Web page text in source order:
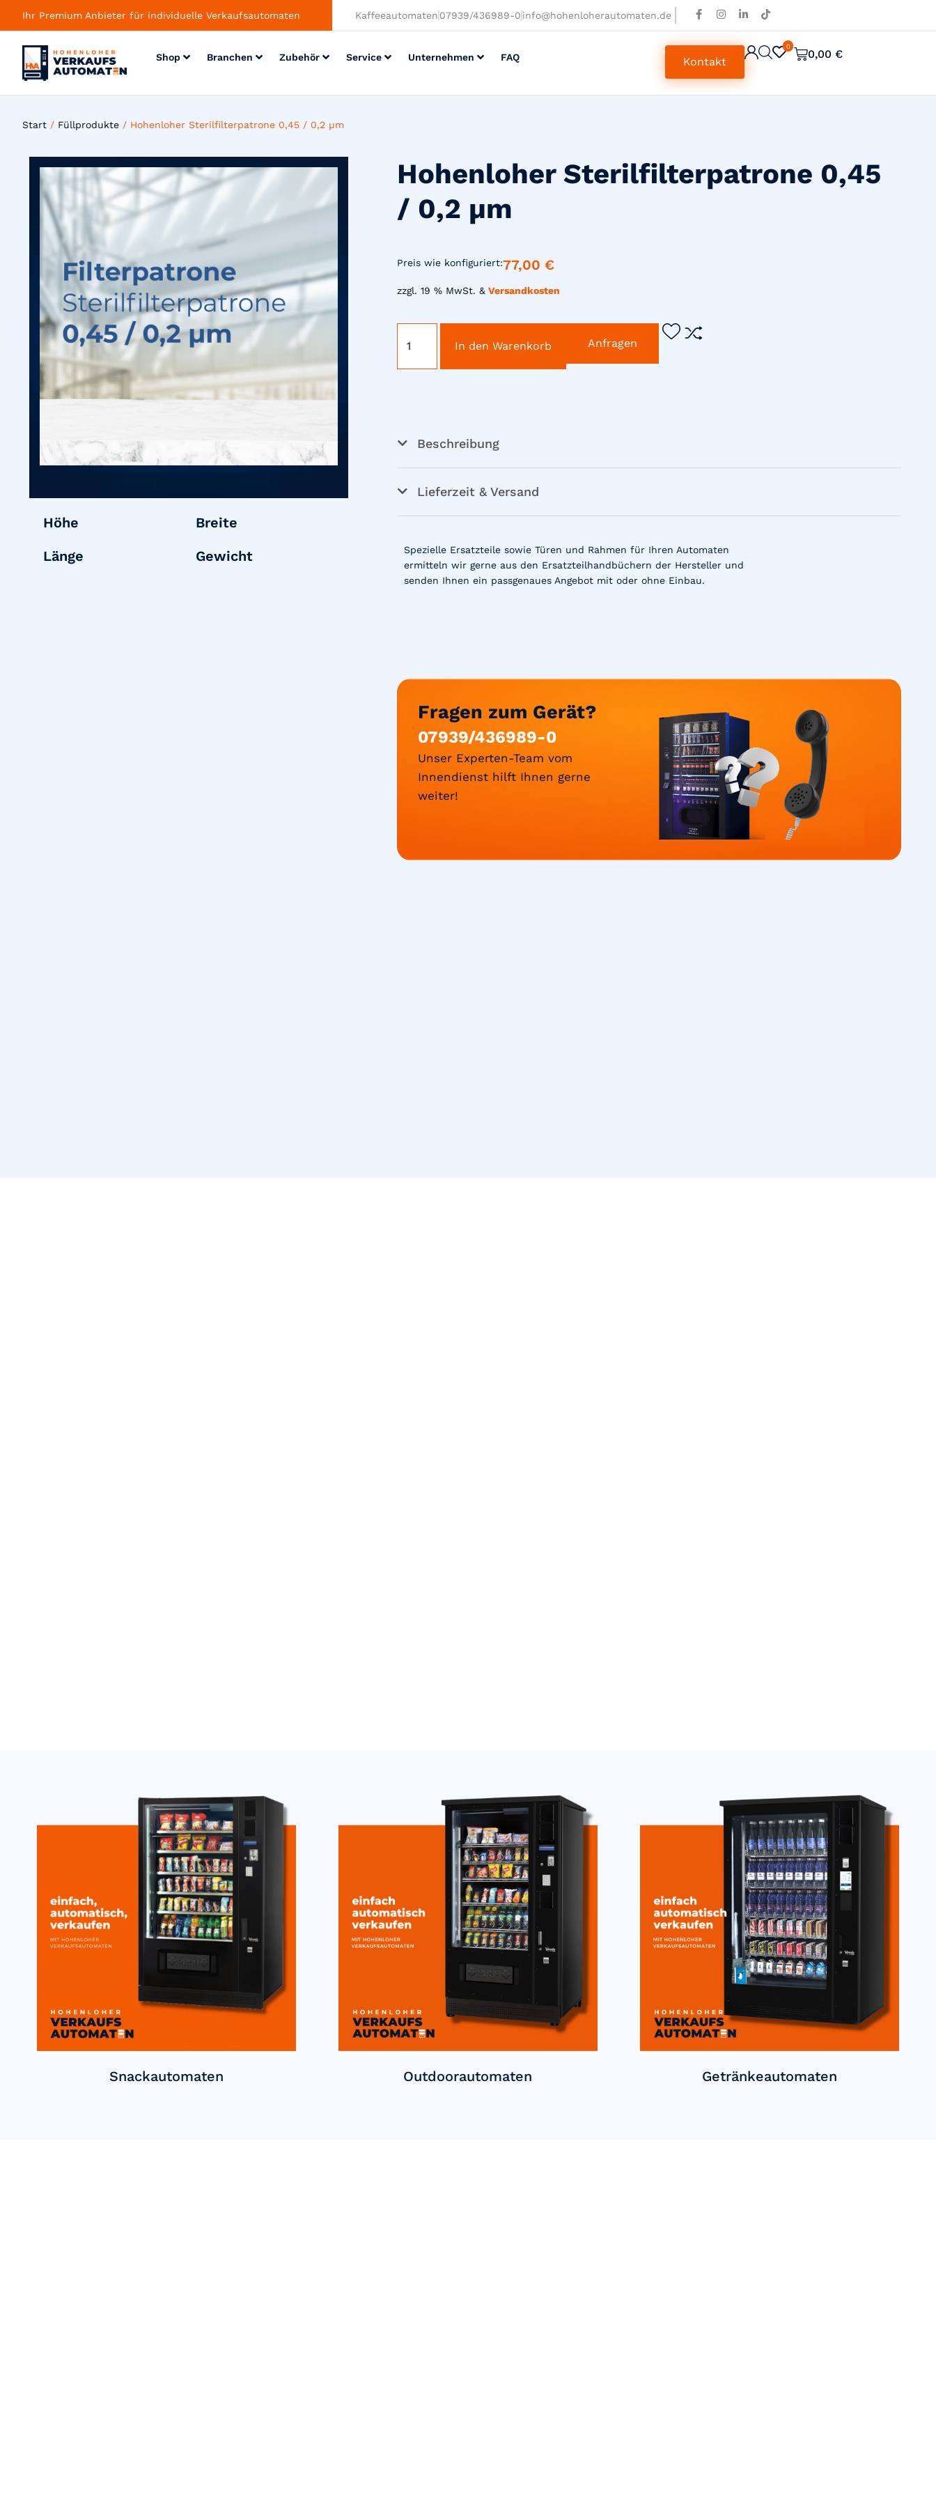
Ihr Premium Anbieter für individuelle Verkaufsautomaten Kaffeeautomaten 07939/436989-0 info@hohenloherautomaten.de
Shop Branchen Zubehör Service Unternehmen FAQ Kontakt
0
0,00 €
Start / Füllprodukte / Hohenloher Sterilfilterpatrone 0,45 / 0,2 µm
Höhe
Breite
Länge
Gewicht
Hohenloher Sterilfilterpatrone 0,45
/ 0,2 µm
Preis wie konfiguriert:77,00 €
zzgl. 19 % MwSt. & Versandkosten
In den Warenkorb Anfragen
Beschreibung
Lieferzeit & Versand
Spezielle Ersatzteile sowie Türen und Rahmen für Ihren Automaten
ermitteln wir gerne aus den Ersatzteilhandbüchern der Hersteller und
senden Ihnen ein passgenaues Angebot mit oder ohne Einbau.
Fragen zum Gerät?
07939/436989-0
Unser Experten-Team vom
Innendienst hilft Ihnen gerne
weiter!
Snackautomaten Outdoorautomaten Getränkeautomaten